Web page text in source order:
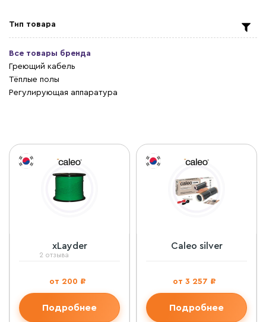
Тип товара
Все товары бренда
Греющий кабель
Тёплые полы
Регулирующая аппаратура
2 отзыва
xLayder
от 200 ₽
Подробнее
Caleo silver
от 3 257 ₽
Подробнее